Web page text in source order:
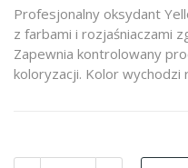
Profesjonalny oksydant
z farbami i rozjaśniaczami
Zapewnia kontrolowany
koloryzacji. Kolor